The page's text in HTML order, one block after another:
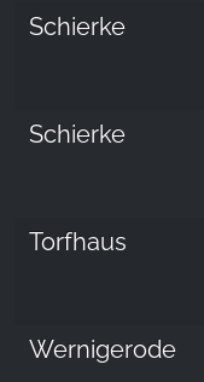
Schierke
Schierke
Torfhaus
Wernigerode